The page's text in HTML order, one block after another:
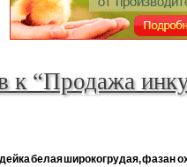
к “Продажа
белая широкогрудая, фазан